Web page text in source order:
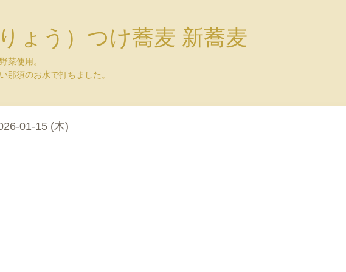
ょう）つけ蕎麦 新蕎麦
菜使用。
那須のお水で打ちました。
01-15 (木)